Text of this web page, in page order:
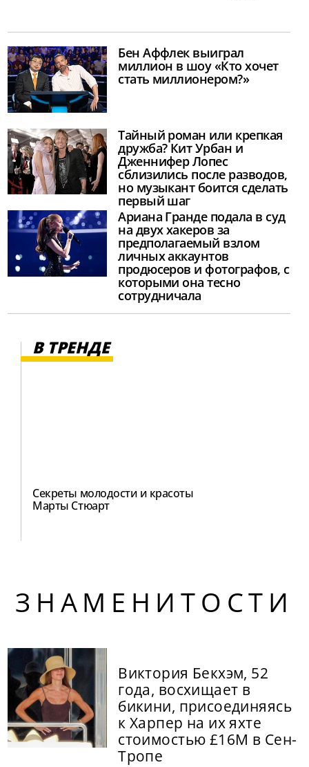
Бен Аффлек выиграл
миллион в шоу «Кто хочет
стать миллионером?»
Тайный роман или крепкая
дружба? Кит Урбан и
Дженнифер Лопес
сблизились после разводов,
но музыкант боится сделать
первый шаг
Ариана Гранде подала в суд
на двух хакеров за
предполагаемый взлом
личных аккаунтов
продюсеров и фотографов, с
которыми она тесно
сотрудничала
В ТРЕНДЕ
Секреты молодости и красоты
Марты Стюарт
ЗНАМЕНИТОСТИ
Виктория Бекхэм, 52
года, восхищает в
бикини, присоединяясь
к Харпер на их яхте
стоимостью £16M в Сен-
Тропе